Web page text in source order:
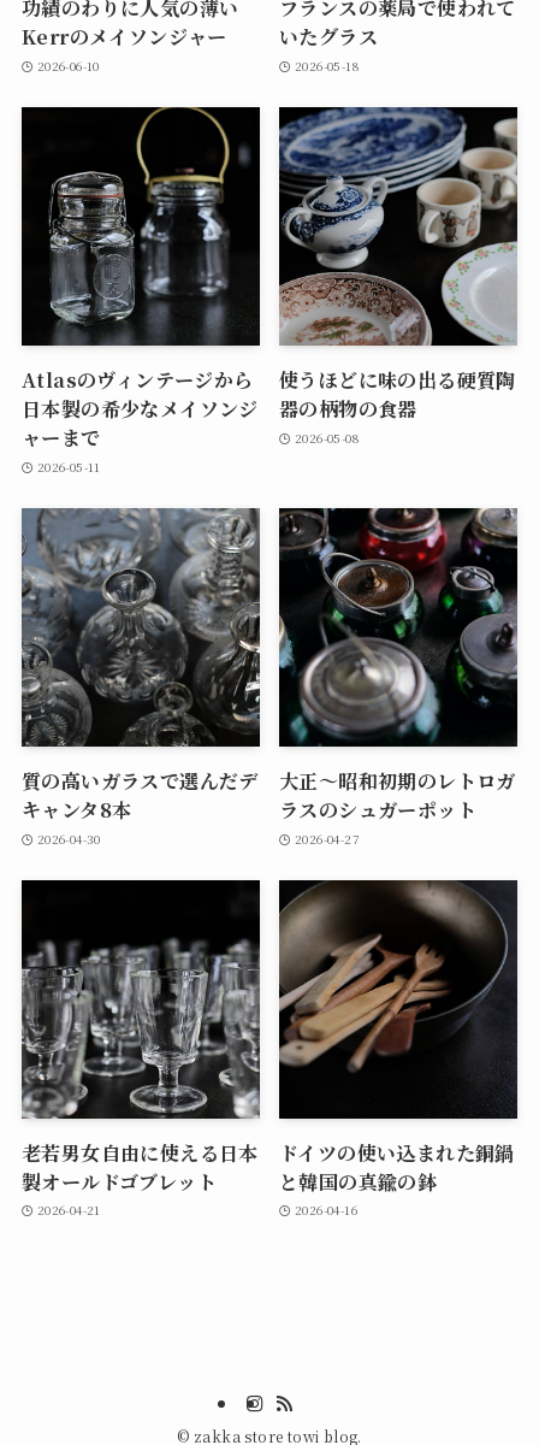
功績のわりに人気の薄い
Kerrのメイソンジャー
2026-06-10
フランスの薬局で使われて
いたグラス
2026-05-18
Atlasのヴィンテージから
日本製の希少なメイソンジ
ャーまで
2026-05-11
使うほどに味の出る硬質陶
器の柄物の食器
2026-05-08
質の高いガラスで選んだデ
キャンタ8本
2026-04-30
大正～昭和初期のレトロガ
ラスのシュガーポット
2026-04-27
老若男女自由に使える日本
製オールドゴブレット
2026-04-21
ドイツの使い込まれた銅鍋
と韓国の真鍮の鉢
2026-04-16
© zakka store towi blog.